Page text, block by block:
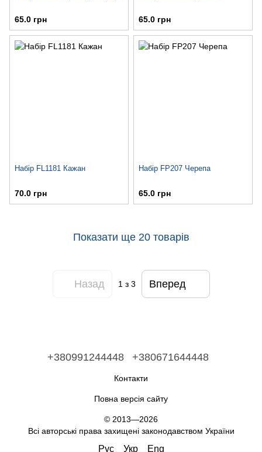
65.0 грн 65.0 грн
Набір FL1181 Кажан
70.0 грн
Набір FP207 Черепа
65.0 грн
Показати ще 20 товарів
Назад 1з 3 Вперед
+380991244448 +380671644448
Контакти
Повна версія сайту
© 2013—2026
Всі авторські права захищені законодавством України
Рус Укр Eng